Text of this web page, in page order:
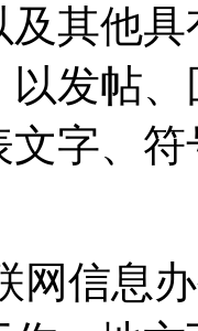
其他
发帖
文字、
网信息